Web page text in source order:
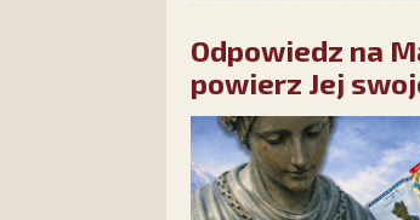
Odpowiedz na
powierz Jej